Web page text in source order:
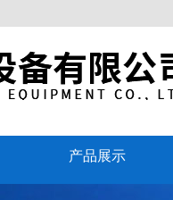
产品展示